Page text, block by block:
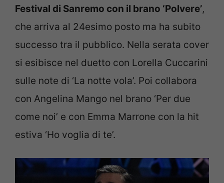
Festival di Sanremo con il brano ‘Polvere’,
che arriva al 24esimo posto ma ha subito
successo tra il pubblico. Nella serata cover
si esibisce nel duetto con Lorella Cuccarini
sulle note di ‘La notte vola’. Poi collabora
con Angelina Mango nel brano ‘Per due
come noi’ e con Emma Marrone con la hit
estiva ‘Ho voglia di te’.